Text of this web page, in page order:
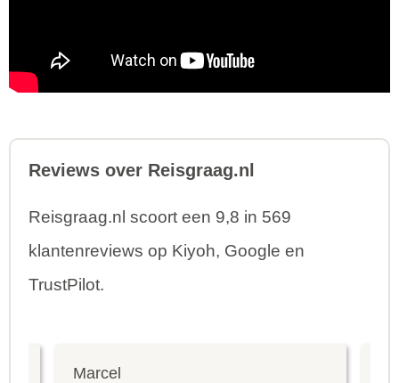
Reviews over Reisgraag.nl
Reisgraag.nl scoort een 9,8 in 569
klantenreviews op Kiyoh, Google en
TrustPilot.
Marcel